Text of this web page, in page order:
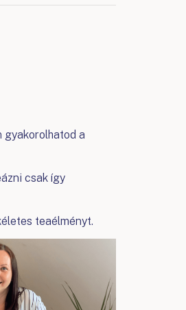
gyakorolhatod a
csak így
teaélményt.